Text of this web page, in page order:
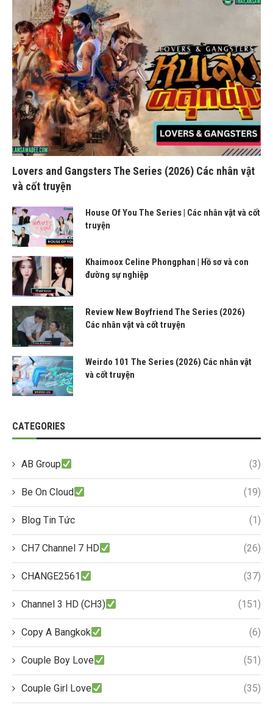
Lovers and Gangsters The Series (2026) Các nhân vật
và cốt truyện
House Of You The Series | Các nhân vật và cốt
truyện
Khaimoox Celine Phongphan | Hồ sơ và con
đường sự nghiệp
Review New Boyfriend The Series (2026)
Các nhân vật và cốt truyện
Weirdo 101 The Series (2026) Các nhân vật
và cốt truyện
CATEGORIES
AB Group (3)
Be On Cloud (19)
Blog Tin Tức (1)
CH7 Channel 7 HD (26)
CHANGE2561 (37)
Channel 3 HD (CH3) (151)
Copy A Bangkok (6)
Couple Boy Love (51)
Couple Girl Love (35)